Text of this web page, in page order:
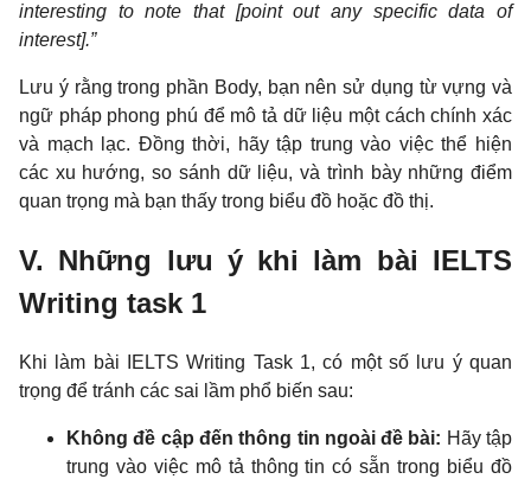
interesting to note that [point out any specific data of
interest].”
Lưu ý rằng trong phần Body, bạn nên sử dụng từ vựng và
ngữ pháp phong phú để mô tả dữ liệu một cách chính xác
và mạch lạc. Đồng thời, hãy tập trung vào việc thể hiện
các xu hướng, so sánh dữ liệu, và trình bày những điểm
quan trọng mà bạn thấy trong biểu đồ hoặc đồ thị.
V. Những lưu ý khi làm bài IELTS
Writing task 1
Khi làm bài IELTS Writing Task 1, có một số lưu ý quan
trọng để tránh các sai lầm phổ biến sau:
Không đề cập đến thông tin ngoài đề bài: Hãy tập
trung vào việc mô tả thông tin có sẵn trong biểu đồ